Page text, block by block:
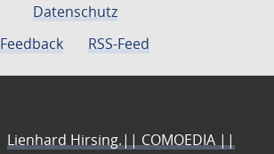
Datenschutz
Feedback
RSS-Feed
Lienhard Hirsing.|| COMOEDIA ||